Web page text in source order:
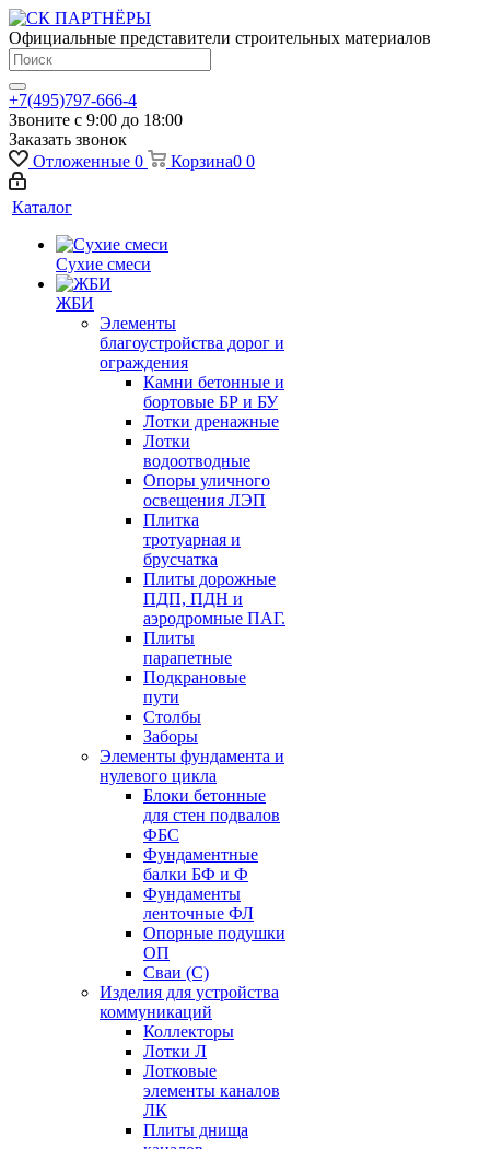
Официальные представители строительных материалов
+7(495)797-666-4
Звоните с 9:00 до 18:00
Заказать звонок
Отложенные 0 Корзина0 0
Каталог
Сухие смеси
ЖБИ
Элементы
благоустройства дорог и
ограждения
Камни бетонные и
бортовые БР и БУ
Лотки дренажные
Лотки
водоотводные
Опоры уличного
освещения ЛЭП
Плитка
тротуарная и
брусчатка
Плиты дорожные
ПДП, ПДН и
аэродромные ПАГ.
Плиты
парапетные
Подкрановые
пути
Столбы
Заборы
Элементы фундамента и
нулевого цикла
Блоки бетонные
для стен подвалов
ФБС
Фундаментные
балки БФ и Ф
Фундаменты
ленточные ФЛ
Опорные подушки
ОП
Сваи (С)
Изделия для устройства
коммуникаций
Коллекторы
Лотки Л
Лотковые
элементы каналов
ЛК
Плиты днища